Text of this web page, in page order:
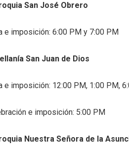
San José Obrero
e imposición: 6:00 PM y 7:00 PM
San Juan de Dios
e imposición: 12:00 PM, 1:00 PM,
e imposición: 5:00 PM
Nuestra Señora de la